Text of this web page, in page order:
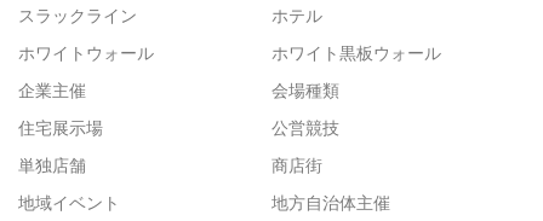
スラックライン
ホテル
ホワイトウォール
ホワイト黒板ウォール
企業主催
会場種類
住宅展示場
公営競技
単独店舗
商店街
地域イベント
地方自治体主催